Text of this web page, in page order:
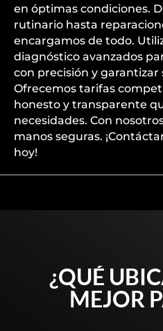
en óptimas condiciones.
rutinario hasta
encargamos de todo.
diagnóstico avanzados
con precisión y garantizar
Ofrecemos tarifas
honesto y transparente
necesidades. Con
manos seguras.
hoy!
¿QUÉ
MEJOR